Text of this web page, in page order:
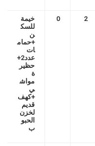
2
0
خيمة
للسك
ن
+حمام
ات
عدد2+
حظير
ة
مواش
ي
+كهف
قديم
لخزن
الحبو
ب